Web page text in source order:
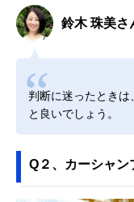
鈴木 珠美さ
判断に迷ったときは、
と良いでしょう。
Q２、カーシャン